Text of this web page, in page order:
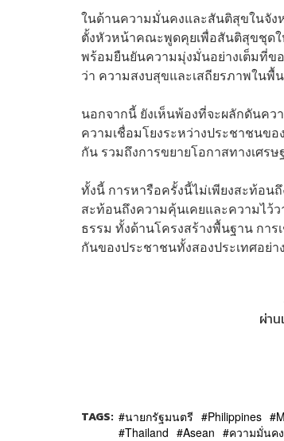
ในด้านความมั่นคงและสันติสุขในจัง
ตั้งหัวหน้าคณะพูดคุยเพื่อสันติสุขชุดใ
พร้อมยืนยันความมุ่งมั่นอย่างเต็มที่ข
ว่า ความสงบสุขและเสถียรภาพใน
นอกจากนี้ ยังเห็นพ้องที่จะผลักดันคว
ความเชื่อมโยงระหว่างประชาชนขอ
กัน รวมถึงการขยายโอกาสทางเศร
ทั้งนี้ การหารือครั้งนี้ไม่เพียงสะท้อน
สะท้อนถึงความคุ้นเคยและความไว้
ธรรม ทั้งด้านโครงสร้างพื้นฐาน กา
กันของประชาชนทั้งสองประเทศอย่า
ผ่า
TAGS: นายกรัฐมนตรี Philippines
Thailand
Asean ความมั่นคง